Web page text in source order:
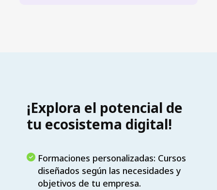
¡Explora el potencial de
tu ecosistema digital!
Formaciones personalizadas: Cursos
diseñados según las necesidades y
objetivos de tu empresa.